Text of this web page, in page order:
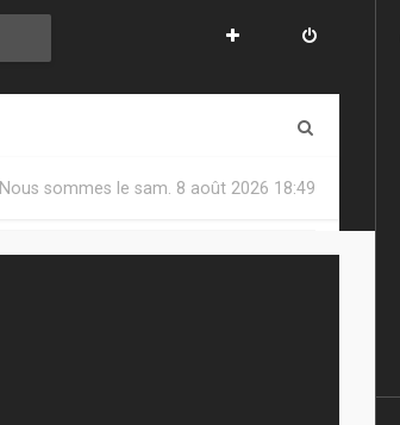
Nous sommes le sam. 8 août 2026 18:49